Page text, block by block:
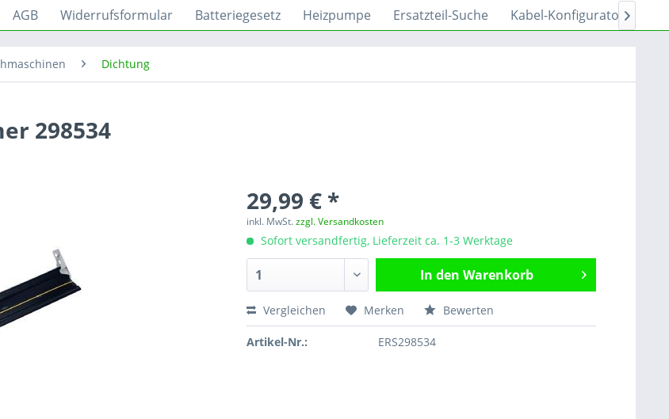
AGB Widerrufsformular Batteriegesetz Heizpumpe Ersatzteil-Suche Kabel-Konfigurator 
Dichtung
298534
29,99 € *
inkl. MwSt.zzgl. Versandkosten
Sofort versandfertig, Lieferzeit ca. 1-3 Werktage
In den Warenkorb
Vergleichen Merken Bewerten
Artikel-Nr.: ERS298534